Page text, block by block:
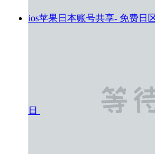
ios苹果日本账号共享- 免费日
日